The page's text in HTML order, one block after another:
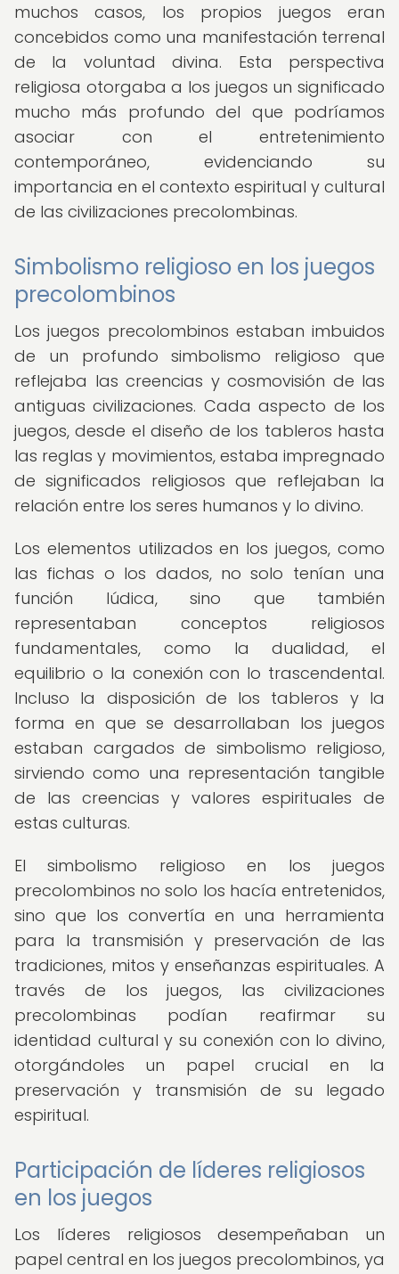
muchos casos, los propios juegos eran
concebidos como una manifestación terrenal
de la voluntad divina. Esta perspectiva
religiosa otorgaba a los juegos un significado
mucho más profundo del que podríamos
asociar con el entretenimiento
contemporáneo, evidenciando su
importancia en el contexto espiritual y cultural
de las civilizaciones precolombinas.
Simbolismo religioso en los juegos
precolombinos
Los juegos precolombinos estaban imbuidos
de un profundo simbolismo religioso que
reflejaba las creencias y cosmovisión de las
antiguas civilizaciones. Cada aspecto de los
juegos, desde el diseño de los tableros hasta
las reglas y movimientos, estaba impregnado
de significados religiosos que reflejaban la
relación entre los seres humanos y lo divino.
Los elementos utilizados en los juegos, como
las fichas o los dados, no solo tenían una
función lúdica, sino que también
representaban conceptos religiosos
fundamentales, como la dualidad, el
equilibrio o la conexión con lo trascendental.
Incluso la disposición de los tableros y la
forma en que se desarrollaban los juegos
estaban cargados de simbolismo religioso,
sirviendo como una representación tangible
de las creencias y valores espirituales de
estas culturas.
El simbolismo religioso en los juegos
precolombinos no solo los hacía entretenidos,
sino que los convertía en una herramienta
para la transmisión y preservación de las
tradiciones, mitos y enseñanzas espirituales. A
través de los juegos, las civilizaciones
precolombinas podían reafirmar su
identidad cultural y su conexión con lo divino,
otorgándoles un papel crucial en la
preservación y transmisión de su legado
espiritual.
Participación de líderes religiosos
en los juegos
Los líderes religiosos desempeñaban un
papel central en los juegos precolombinos, ya